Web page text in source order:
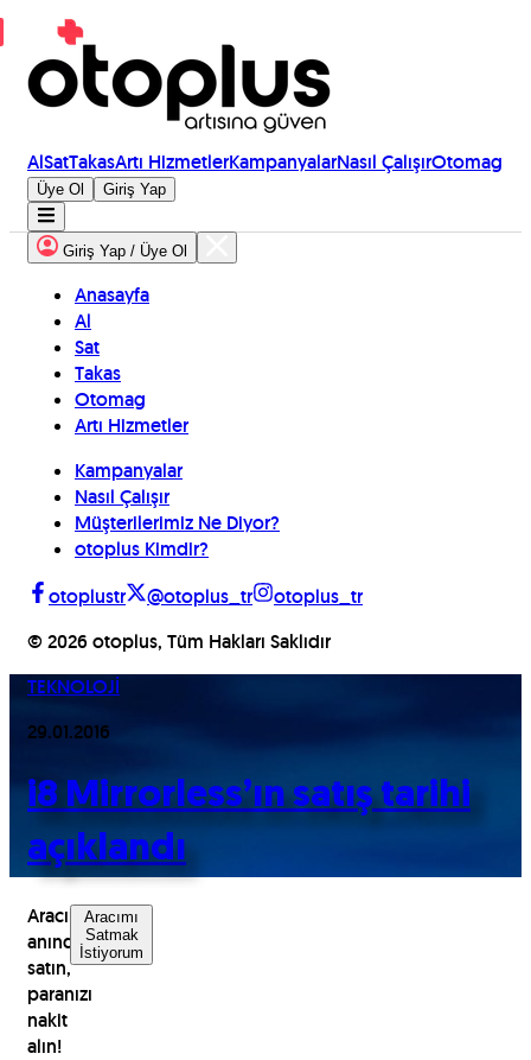
AlSatTakasArtı HizmetlerKampanyalarNasıl ÇalışırOtomag
Üye Ol Giriş Yap
Giriş Yap / Üye Ol
Anasayfa
Al
Sat
Takas
Otomag
Artı Hizmetler
Kampanyalar
Nasıl Çalışır
Müşterilerimiz Ne Diyor?
otoplus Kimdir?
otoplustr
@otoplus_tr
otoplus_tr
© 2026 otoplus, Tüm Hakları Saklıdır
TEKNOLOJİ
29.01.2016
i8 Mirrorless’ın satış tarihi
açıklandı
Aracınızı
anında
satın,
paranızı
nakit
alın!
Aracımı
Satmak
İstiyorum